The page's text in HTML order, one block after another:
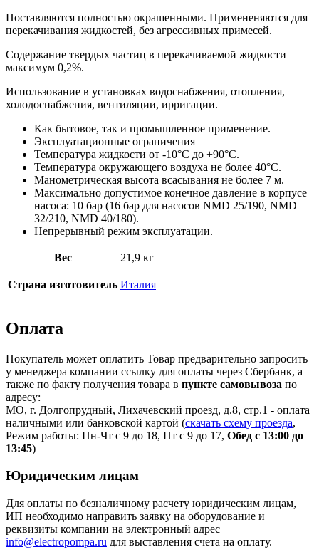
Поставляются полностью окрашенными. Примененяются для
перекачивания жидкостей, без агрессивных примесей.
Содержание твердых частиц в перекачиваемой жидкости
максимум 0,2%.
Использование в установках водоснабжения, отопления,
холодоснабжения, вентиляции, ирригации.
Как бытовое, так и промышленное применение.
Эксплуатационные ограничения
Температура жидкости от -10°C до +90°C.
Температура окружающего воздуха не более 40°C.
Манометрическая высота всасывания не более 7 м.
Максимально допустимое конечное давление в корпусе
насоса: 10 бар (16 бар для насосов NMD 25/190, NMD
32/210, NMD 40/180).
Непрерывный режим эксплуатации.
Вес 21,9 кг
Страна изготовитель Италия
Оплата
Покупатель может оплатить Товар предварительно запросить
у менеджера компании ссылку для оплаты через Сбербанк, а
также по факту получения товара в пункте самовывоза по
адресу:
МО, г. Долгопрудный, Лихачевский проезд, д.8, стр.1 - оплата
наличными или банковской картой (скачать схему проезда,
Режим работы: Пн-Чт с 9 до 18, Пт с 9 до 17, Обед с 13:00 до
13:45)
Юридическим лицам
Для оплаты по безналичному расчету юридическим лицам,
ИП необходимо направить заявку на оборудование и
реквизиты компании на электронный адрес
info@electropompa.ru для выставления счета на оплату.